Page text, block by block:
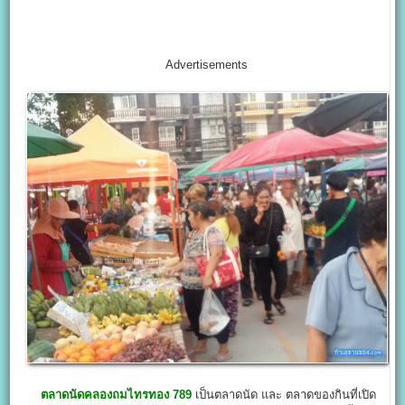
Advertisements
ตลาดนัดคลองถมไทรทอง 789 เป็นตลาดนัด และ ตลาดของกินที่เปิด